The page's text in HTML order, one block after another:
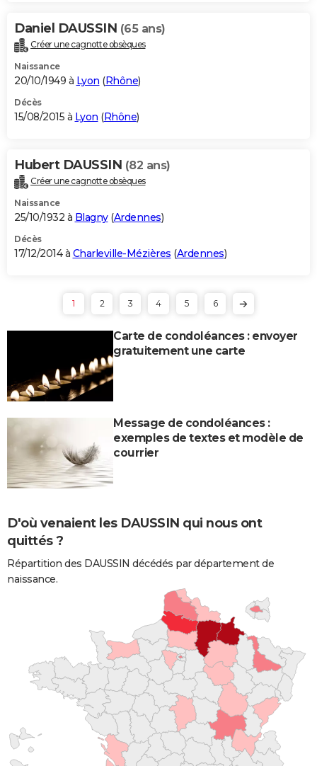
Daniel DAUSSIN (65 ans)
Créer une cagnotte obsèques
Naissance
20/10/1949 à Lyon (Rhône)
Décès
15/08/2015 à Lyon (Rhône)
Hubert DAUSSIN (82 ans)
Créer une cagnotte obsèques
Naissance
25/10/1932 à Blagny(Ardennes)
Décès
17/12/2014 à Charleville-Mézières (Ardennes)
1 2 3 4 5 6
Carte de condoléances : envoyer
gratuitement une carte
Message de condoléances :
exemples de textes et modèle de
courrier
D'où venaient les DAUSSIN qui nous ont
quittés ?
Répartition des DAUSSIN décédés par département de
naissance.